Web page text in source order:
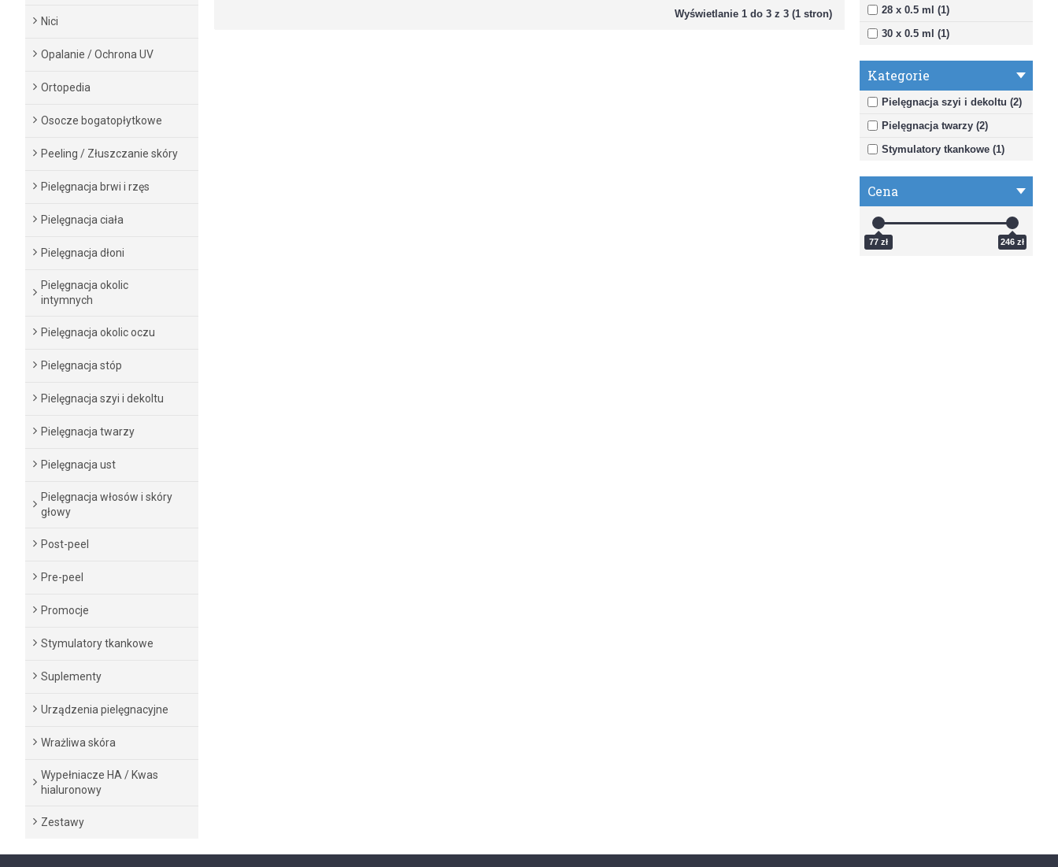
Nici
Opalanie / Ochrona UV
Ortopedia
Osocze bogatopłytkowe
Peeling / Złuszczanie skóry
Pielęgnacja brwi i rzęs
Pielęgnacja ciała
Pielęgnacja dłoni
Pielęgnacja okolic
intymnych
Pielęgnacja okolic oczu
Pielęgnacja stóp
Pielęgnacja szyi i dekoltu
Pielęgnacja twarzy
Pielęgnacja ust
Pielęgnacja włosów i skóry
głowy
Post-peel
Pre-peel
Promocje
Stymulatory tkankowe
Suplementy
Urządzenia pielęgnacyjne
Wrażliwa skóra
Wypełniacze HA / Kwas
hialuronowy
Zestawy
28 x 0.5 ml (1)
30 x 0.5 ml (1)
Kategorie
Pielęgnacja szyi i dekoltu (2)
Pielęgnacja twarzy (2)
Stymulatory tkankowe (1)
Cena
77 zł 246 zł
Wyświetlanie 1 do 3 z 3 (1 stron)